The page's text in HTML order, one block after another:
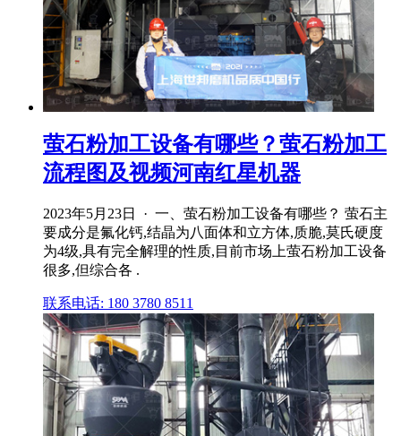
萤石粉加工设备有哪些？萤石粉加工
流程图及视频河南红星机器
2023年5月23日 · 一、萤石粉加工设备有哪些？ 萤石主
要成分是氟化钙,结晶为八面体和立方体,质脆,莫氏硬度
为4级,具有完全解理的性质,目前市场上萤石粉加工设备
很多,但综合各 .
联系电话: 180 3780 8511